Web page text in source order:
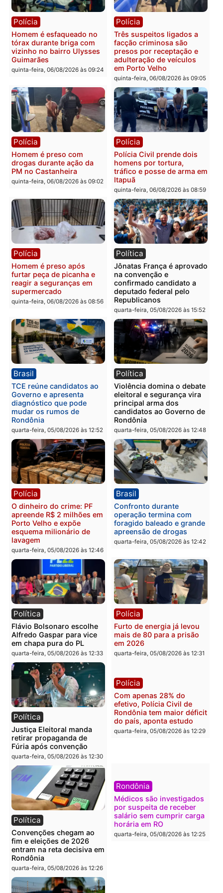
colisão entre caminhão e
carro deixa quatro mortos
em Porto Velho
quinta-feira, 06/08/2026 às 20:51
TSE, determina
e processamento da
que pode levar à perda
mandato da prefeita de
Pimenta Bueno
quinta-feira, 06/08/2026 às
Polícia
Policiais militares
recuperam moto furtada e
prendem trio na zona
Leste
quinta-feira, 06/08/2026 às 09:28
Polícia
Jovem é encontrado
na Rua dos Cravos e
é investigado pela
em RO
quinta-feira, 06/08/2026 às
Polícia
Homem é esfaqueado no
tórax durante briga com
vizinho no bairro Ulysses
Guimarães
quinta-feira, 06/08/2026 às 09:24
Polícia
Três suspeitos ligados a
facção criminosa são
presos por receptação e
adulteração de veículos
em Porto Velho
quinta-feira, 06/08/2026 às
Polícia
Homem é preso com
drogas durante ação da
PM no Castanheira
quinta-feira, 06/08/2026 às 09:02
Polícia
Polícia Civil prende dois
homens por tortura,
tráfico e posse de arma
Itapuã
quinta-feira, 06/08/2026 às
Polícia
Homem é preso após
furtar peça de picanha e
reagir a seguranças em
supermercado
quinta-feira, 06/08/2026 às 08:56
Política
Jônatas França é
na convenção e
confirmado candidato a
deputado federal pelo
quarta-feira, 05/08/2026 às
Brasil
TCE reúne candidatos ao
Governo e apresenta
diagnóstico que pode
mudar os rumos de
Rondônia
quarta-feira, 05/08/2026 às 12:52
Política
Violência domina o
candidatos ao Governo
Rondônia
quarta-feira, 05/08/2026 às
Polícia
O dinheiro do crime: PF
apreende R$ 2 milhões em
Porto Velho e expõe
esquema milionário de
lavagem
quarta-feira, 05/08/2026 às 12:46
Confronto durante
operação termina com
foragido baleado e
apreensão de drogas
quarta-feira, 05/08/2026 às